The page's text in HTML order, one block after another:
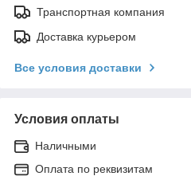
Транспортная компания
Доставка курьером
Все условия доставки
Условия оплаты
Наличными
Оплата по реквизитам